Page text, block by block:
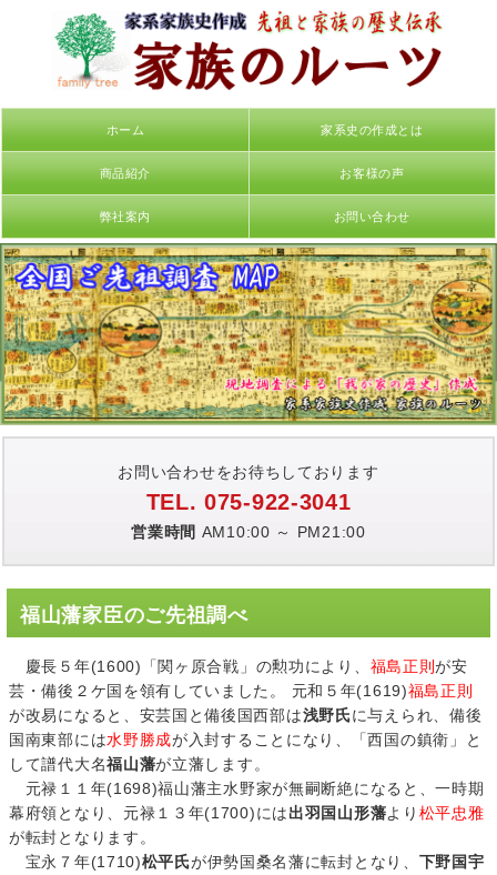
ホーム 家系史の作成とは
商品紹介 お客様の声
弊社案内 お問い合わせ
お問い合わせをお待ちしております
TEL. 075-922-3041
営業時間 AM10:00 ～ PM21:00
福山藩家臣のご先祖調べ
慶長５年(1600)「関ヶ原合戦」の勲功により、 福島正則が安
芸・備後２ケ国を領有していました。 元和５年(1619)福島正則
が改易になると、安芸国と備後国西部は浅野氏に与えられ、備後
国南東部には水野勝成が入封することになり、「西国の鎮衛」と
して譜代大名福山藩が立藩します。
元禄１１年(1698)福山藩主水野家が無嗣断絶になると、一時期
幕府領となり、元禄１３年(1700)には出羽国山形藩より 松平忠雅
が転封となります。
宝永７年(1710)松平氏が伊勢国桑名藩に転封となり、 下野国宇